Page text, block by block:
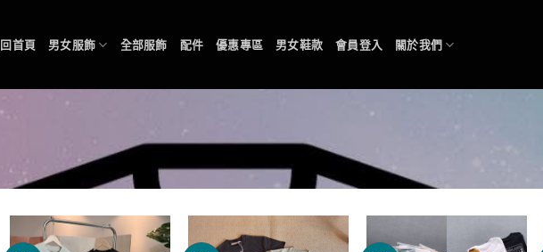
回首頁 男女服飾 全部服飾 配件 優惠專區 男女鞋款 會員登入 關於我們